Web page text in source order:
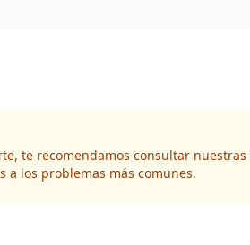
te recomendamos consultar nuestras
a los problemas más comunes.